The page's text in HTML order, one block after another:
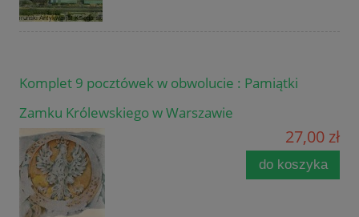
Komplet 9 pocztówek w obwolucie : Pamiątki
Zamku Królewskiego w Warszawie
27,00 zł
do koszyka